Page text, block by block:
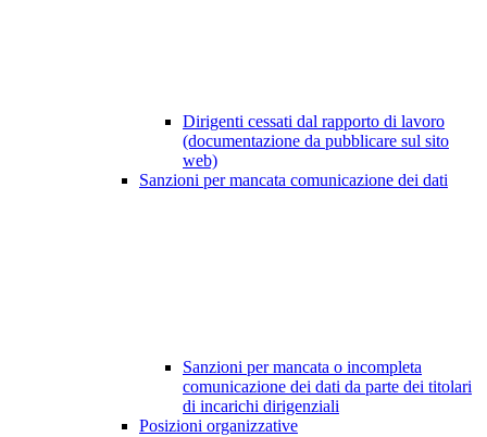
Dirigenti cessati dal rapporto di lavoro
(documentazione da pubblicare sul sito
web)
Sanzioni per mancata comunicazione dei dati
Sanzioni per mancata o incompleta
comunicazione dei dati da parte dei titolari
di incarichi dirigenziali
Posizioni organizzative